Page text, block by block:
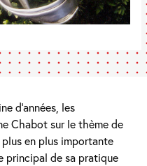
d’années, les
Chabot sur le thème de
en plus importante
principal de sa pratique